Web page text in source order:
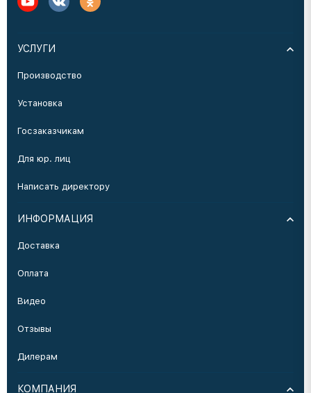
УСЛУГИ
Производство
Установка
Госзаказчикам
Для юр. лиц
Написать директору
ИНФОРМАЦИЯ
Доставка
Оплата
Видео
Отзывы
Дилерам
КОМПАНИЯ